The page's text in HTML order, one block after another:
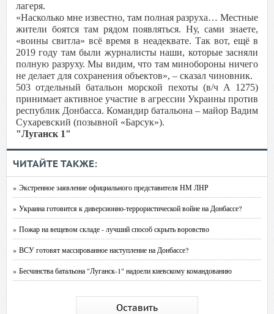
лагеря.
«Насколько мне известно, там полная разруха… Местные
жители боятся там рядом появляться. Ну, сами знаете,
«воины свитла» всё время в неадеквате. Так вот, ещё в
2019 году там были журналисты наши, которые засняли
полную разруху. Мы видим, что там минобороны ничего
не делает для сохранения объектов», – сказал чиновник.
503 отдельный батальон морской пехоты (в/ч А 1275)
принимает активное участие в агрессии Украины против
республик Донбасса. Командир батальона – майор Вадим
Сухаревский (позывной «Барсук»).
"Луганск 1"
ЧИТАЙТЕ ТАКЖЕ:
» Экстренное заявление официального представителя НМ ЛНР
» Украина готовится к диверсионно-террористической войне на Донбассе?
» Пожар на вещевом складе - лучший способ скрыть воровство
» ВСУ готовят массированное наступление на Донбассе?
» Бесчинства батальона "Луганск-1" надоели киевскому командованию
Оставить